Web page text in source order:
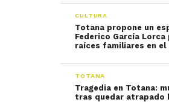
CULTURA
Totana propone un
Federico García
raíces familiares en el
TOTANA
Tragedia en Totana:
tras quedar atrapado